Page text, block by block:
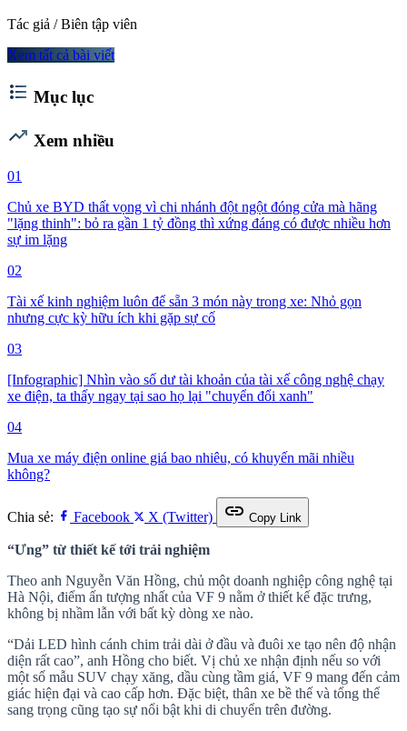
Tác giả / Biên tập viên
Xem tất cả bài viết
format_list_bulleted Mục lục
trending_up Xem nhiều
01
Chủ xe BYD thất vọng vì chi nhánh đột ngột đóng cửa mà hãng
"lặng thinh": bỏ ra gần 1 tỷ đồng thì xứng đáng có được nhiều hơn
sự im lặng
02
Tài xế kinh nghiệm luôn để sẵn 3 món này trong xe: Nhỏ gọn
nhưng cực kỳ hữu ích khi gặp sự cố
03
[Infographic] Nhìn vào số dư tài khoản của tài xế công nghệ chạy
xe điện, ta thấy ngay tại sao họ lại "chuyển đổi xanh"
04
Mua xe máy điện online giá bao nhiêu, có khuyến mãi nhiều
không?
Chia sẻ: Facebook X (Twitter) link Copy Link
“Ưng” từ thiết kế tới trải nghiệm
Theo anh Nguyễn Văn Hồng, chủ một doanh nghiệp công nghệ tại
Hà Nội, điểm ấn tượng nhất của VF 9 nằm ở thiết kế đặc trưng,
không bị nhầm lẫn với bất kỳ dòng xe nào.
“Dải LED hình cánh chim trải dài ở đầu và đuôi xe tạo nên độ nhận
diện rất cao”, anh Hồng cho biết. Vị chủ xe nhận định nếu so với
một số mẫu SUV chạy xăng, dầu cùng tầm giá, VF 9 mang đến cảm
giác hiện đại và cao cấp hơn. Đặc biệt, thân xe bề thế và tổng thể
sang trọng cũng tạo sự nổi bật khi di chuyển trên đường.